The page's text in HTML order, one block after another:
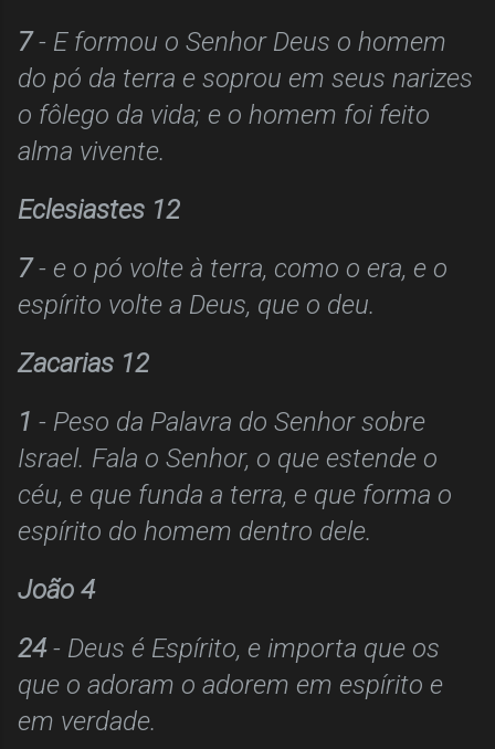
7- E formou o Senhor Deus o homem
do pó da terra e soprou em seus narizes
o fôlego da vida; e o homem foi feito
alma vivente.
Eclesiastes 12
7- e o pó volte à terra, como o era, e o
espírito volte a Deus, que o deu.
Zacarias 12
1 - Peso da Palavra do Senhor sobre
Israel. Fala o Senhor, o que estende o
céu, e que funda a terra, e que forma o
espírito do homem dentro dele.
João 4
24- Deus é Espírito, e importa que os
que o adoram o adorem em espírito e
em verdade.